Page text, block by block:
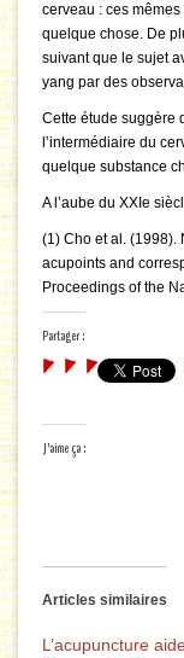
cerveau : ces
quelque chose. De
suivant que le sujet
yang par des
Cette étude suggère
l’intermédiaire du
quelque substance
A l’aube du XXIe
(1) Cho et al. (1998).
acupoints and
Proceedings of the
Partager :
J’aime ça :
Articles similaires
L’acupuncture